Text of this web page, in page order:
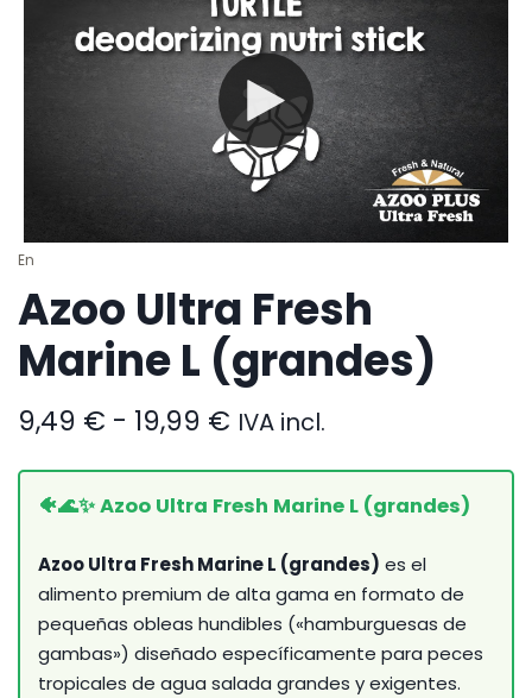
En
Azoo Ultra Fresh
Marine L (grandes)
9,49 € - 19,99 € Rango
precios:
desde
9,49 €
hasta
19,99 €
IVA incl.
🐠🌊✨ Azoo Ultra Fresh Marine L (grandes)
Azoo Ultra Fresh Marine L (grandes) es el
alimento premium de alta gama en formato de
pequeñas obleas hundibles («hamburguesas de
gambas») diseñado específicamente para peces
tropicales de agua salada grandes y exigentes.